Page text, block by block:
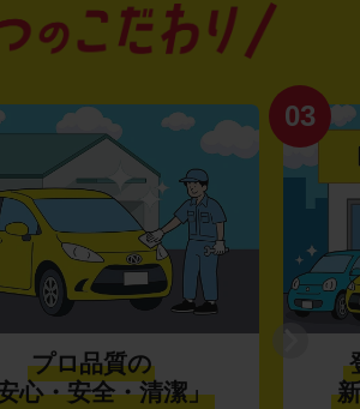
プロ品質の
心・安全・清潔」
03